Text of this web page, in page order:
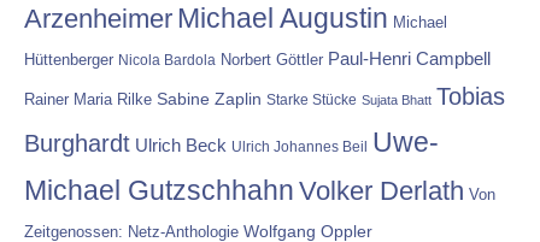
Arzenheimer Michael Augustin Michael
Hüttenberger Nicola Bardola Norbert Göttler Paul-Henri Campbell
Rainer Maria Rilke Sabine Zaplin Starke Stücke Sujata Bhatt Tobias
Burghardt Ulrich Beck Ulrich Johannes Beil Uwe-
Michael Gutzschhahn Volker Derlath Von
Zeitgenossen: Netz-Anthologie Wolfgang Oppler